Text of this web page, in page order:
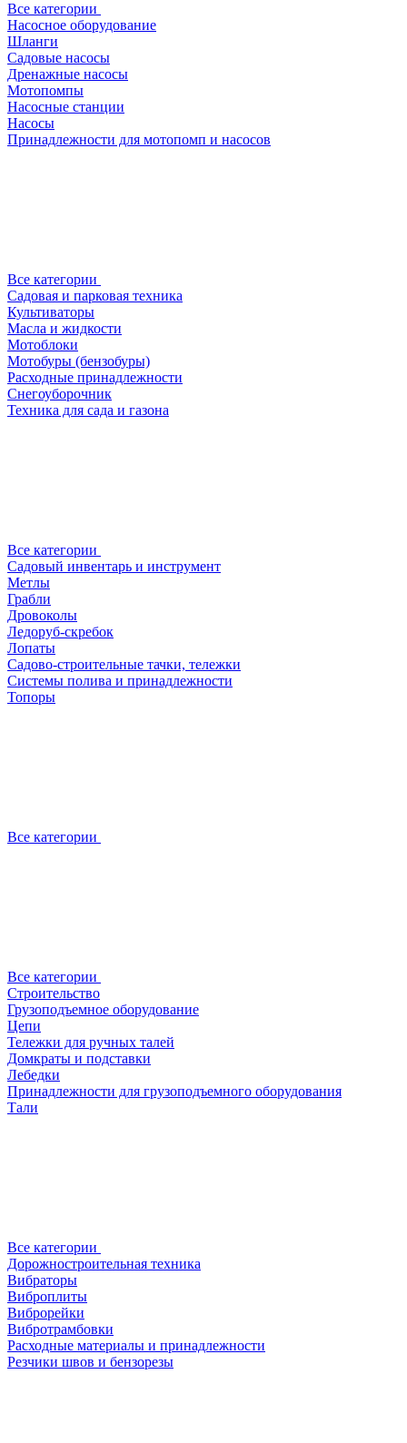
Все категории
Насосное оборудование
Шланги
Садовые насосы
Дренажные насосы
Мотопомпы
Насосные станции
Насосы
Принадлежности для мотопомп и насосов
Все категории
Садовая и парковая техника
Культиваторы
Масла и жидкости
Мотоблоки
Мотобуры (бензобуры)
Расходные принадлежности
Снегоуборочник
Техника для сада и газона
Все категории
Садовый инвентарь и инструмент
Метлы
Грабли
Дровоколы
Ледоруб-скребок
Лопаты
Садово-строительные тачки, тележки
Системы полива и принадлежности
Топоры
Все категории
Все категории
Строительство
Грузоподъемное оборудование
Цепи
Тележки для ручных талей
Домкраты и подставки
Лебедки
Принадлежности для грузоподъемного оборудования
Тали
Все категории
Дорожностроительная техника
Вибраторы
Виброплиты
Виброрейки
Вибротрамбовки
Расходные материалы и принадлежности
Резчики швов и бензорезы